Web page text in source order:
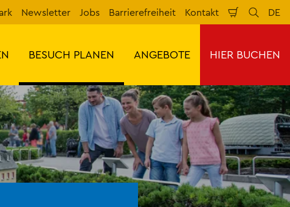
Newsletter Jobs Barrierefreiheit Kontakt Warenkorb
DE
BESUCH PLANEN ANGEBOTE HIER BUCHEN